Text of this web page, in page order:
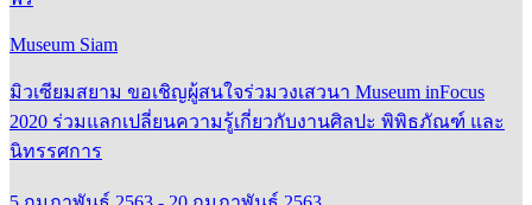
Museum Siam
มิวเซียมสยาม ขอเชิญผู้สนใจร่วมวงเสวนา Museum inFocus
2020 ร่วมแลกเปลี่ยนความรู้เกี่ยวกับงานศิลปะ พิพิธภัณฑ์ และ
นิทรรศการ